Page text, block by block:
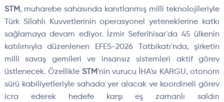
STM, muharebe sahasında kanıtlanmış milli teknolojileriyle
Türk Silahlı Kuvvetlerinin operasyonel yeteneklerine katkı
sağlamaya devam ediyor. İzmir Seferihisar'da 45 ülkenin
katılımıyla düzenlenen EFES-2026 Tatbikatı'nda, şirketin
milli savaş gemileri ve insansız sistemleri aktif görev
üstlenecek. Özellikle STM'nin vurucu İHA'sı KARGU, otonom
sürü kabiliyetleriyle sahada yer alacak ve koordineli görev
icra ederek hedefe karşı eş zamanlı saldırı